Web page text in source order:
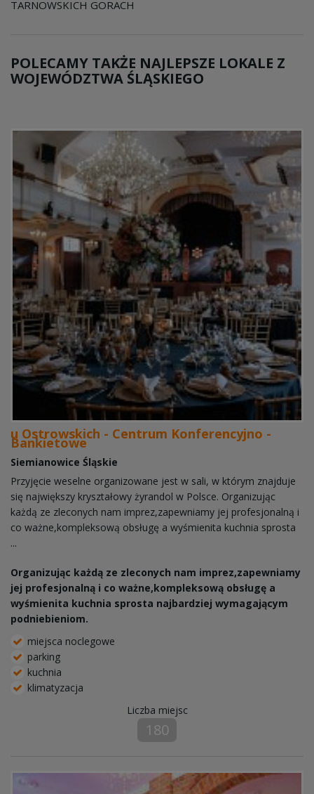
TARNOWSKICH GORACH
POLECAMY TAKŻE NAJLEPSZE LOKALE Z
WOJEWÓDZTWA ŚLĄSKIEGO
u Ostrowskich - Centrum Konferencyjno -
Bankietowe
Siemianowice Śląskie
Przyjęcie weselne organizowane jest w sali, w którym znajduje
się największy kryształowy żyrandol w Polsce. Organizując
każdą ze zleconych nam imprez,zapewniamy jej profesjonalną i
co ważne,kompleksową obsługę a wyśmienita kuchnia sprosta
...
Organizując każdą ze zleconych nam imprez,zapewniamy
jej profesjonalną i co ważne,kompleksową obsługę a
wyśmienita kuchnia sprosta najbardziej wymagającym
podniebieniom.
miejsca noclegowe
parking
kuchnia
klimatyzacja
Liczba miejsc
180